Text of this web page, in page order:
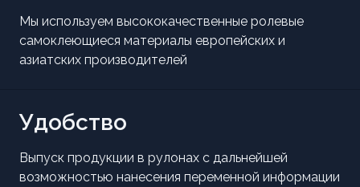
Мы используем высококачественные ролевые
самоклеющиеся материалы европейских и
азиатских производителей
Удобство
Выпуск продукции в рулонах с дальнейшей
возможностью нанесения переменной информации